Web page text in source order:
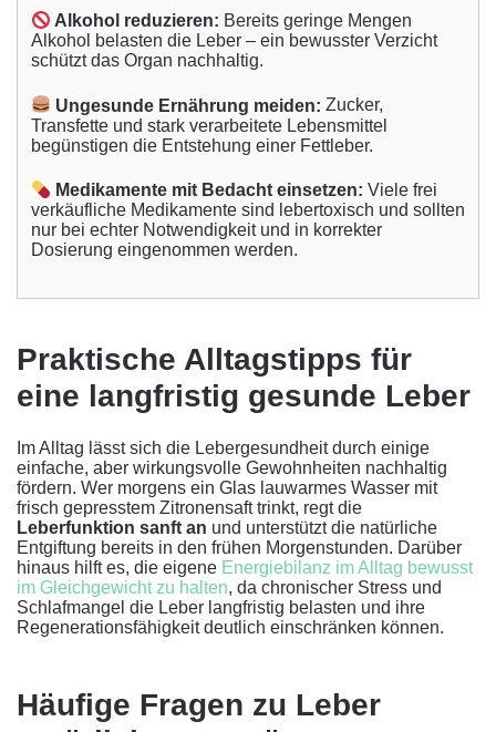
Alkohol reduzieren: Bereits geringe Mengen
Alkohol belasten die Leber – ein bewusster Verzicht
schützt das Organ nachhaltig.
Ungesunde Ernährung meiden: Zucker,
Transfette und stark verarbeitete Lebensmittel
begünstigen die Entstehung einer Fettleber.
Medikamente mit Bedacht einsetzen: Viele frei
verkäufliche Medikamente sind lebertoxisch und sollten
nur bei echter Notwendigkeit und in korrekter
Dosierung eingenommen werden.
Praktische Alltagstipps für
eine langfristig gesunde Leber
Im Alltag lässt sich die Lebergesundheit durch einige
einfache, aber wirkungsvolle Gewohnheiten nachhaltig
fördern. Wer morgens ein Glas lauwarmes Wasser mit
frisch gepresstem Zitronensaft trinkt, regt die
Leberfunktion sanft an und unterstützt die natürliche
Entgiftung bereits in den frühen Morgenstunden. Darüber
hinaus hilft es, die eigene Energiebilanz im Alltag bewusst
im Gleichgewicht zu halten, da chronischer Stress und
Schlafmangel die Leber langfristig belasten und ihre
Regenerationsfähigkeit deutlich einschränken können.
Häufige Fragen zu Leber